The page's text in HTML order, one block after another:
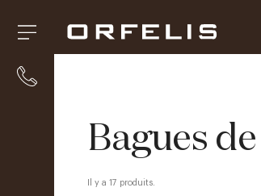
Bagues
Il y a 17 produits.